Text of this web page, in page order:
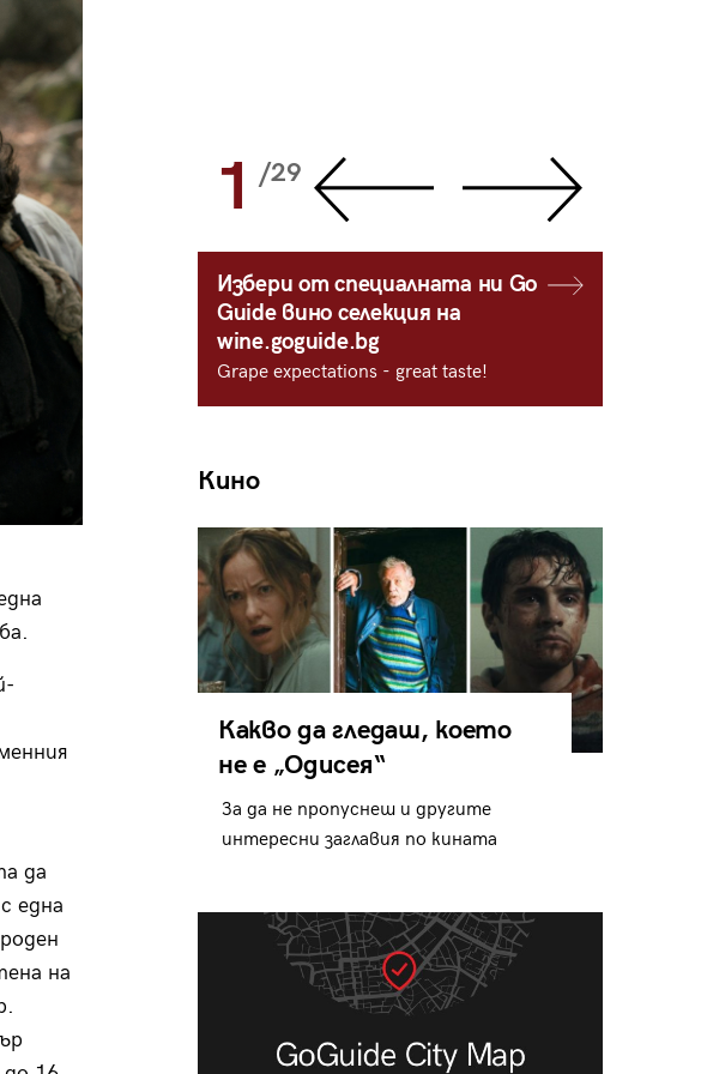
да
една
на
1 /29
Избери от специалната ни Go
Guide вино селекция на
wine.goguide.bg
Grape expectations - great taste!
Кино
Какво да гледаш, което
не е „Одисея“
За да не пропуснеш и другите
интересни заглавия по кината